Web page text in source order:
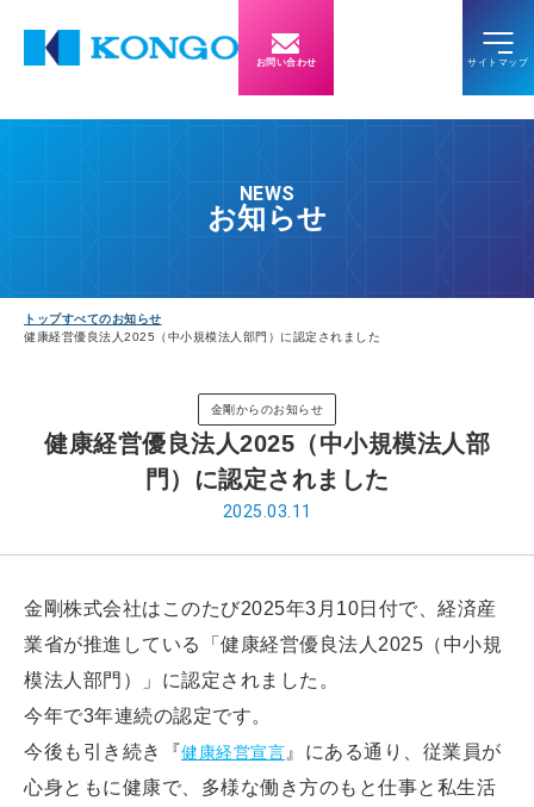
お問い合わせ
NEWS
お知らせ
トップすべてのお知らせ
健康経営優良法人2025（中小規模法人部門）に認定されました
金剛からのお知らせ
健康経営優良法人2025（中小規模法人部
門）に認定されました
2025.03.11
金剛株式会社はこのたび2025年3月10日付で、経済産
業省が推進している「健康経営優良法人2025（中小規
模法人部門）」に認定されました。
今年で3年連続の認定です。
今後も引き続き『健康経営宣言 』にある通り、従業員が
心身ともに健康で、多様な働き方のもと仕事と私生活